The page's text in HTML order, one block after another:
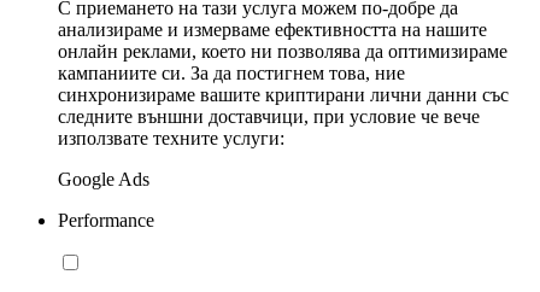
С приемането на тази услуга можем по-добре да
анализираме и измерваме ефективността на нашите
онлайн реклами, което ни позволява да оптимизираме
кампаниите си. За да постигнем това, ние
синхронизираме вашите криптирани лични данни със
следните външни доставчици, при условие че вече
използвате техните услуги:
Google Ads
Performance